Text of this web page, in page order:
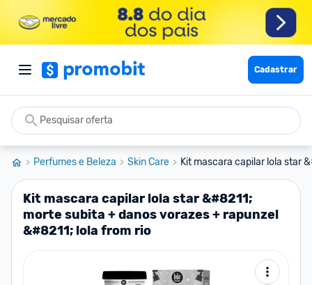
Cadastrar
Perfumes e Beleza Skin Care Kit mascara capilar lola star
Kit mascara capilar lola star &#8211;
morte subita + danos vorazes + rapunzel
&#8211; lola from rio